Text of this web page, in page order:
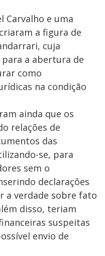
Carvalho e uma
a figura de
cuja
a abertura de
como
na condição
ainda que os
relações de
das
se, para
sem o
declarações
a verdade sobre fato
disso, teriam
suspeitas
envio de